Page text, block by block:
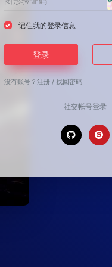
记住我的登录信息
登录
没有账号？注册 /找回密码
社交帐号登录